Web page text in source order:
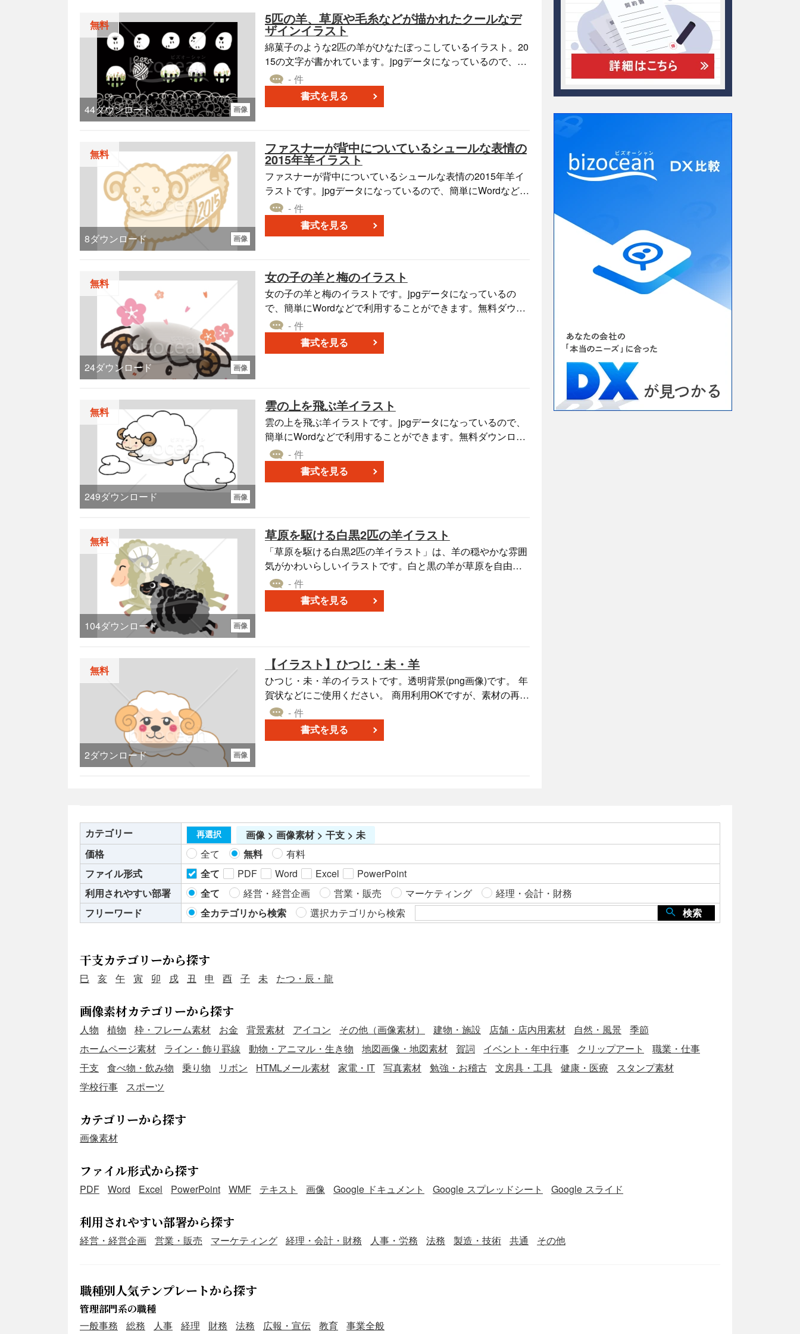
無料
44ダウンロード 画像
5匹の羊、草原や毛糸などが描かれたクールなデ
ザインイラスト
綿菓子のような2匹の羊がひなたぼっこしているイラスト。20
15の文字が書かれています。jpgデータになっているので、簡
単にWordなどで利用することができます。無料ダウンロード
してご利用ください。
- 件
書式を見る
無料
8ダウンロード 画像
ファスナーが背中についているシュールな表情の
2015年羊イラスト
ファスナーが背中についているシュールな表情の2015年羊イ
ラストです。jpgデータになっているので、簡単にWordなどで
利用することができます。無料ダウンロードしてご利用くだ
さい。
- 件
書式を見る
無料
24ダウンロード 画像
女の子の羊と梅のイラスト
女の子の羊と梅のイラストです。jpgデータになっているの
で、簡単にWordなどで利用することができます。無料ダウン
ロードしてご利用ください。
- 件
書式を見る
無料
249ダウンロード 画像
雲の上を飛ぶ羊イラスト
雲の上を飛ぶ羊イラストです。jpgデータになっているので、
簡単にWordなどで利用することができます。無料ダウンロー
ドしてご利用ください。
- 件
書式を見る
無料
104ダウンロード 画像
草原を駆ける白黒2匹の羊イラスト
「草原を駆ける白黒2匹の羊イラスト」は、羊の穏やかな雰囲
気がかわいらしいイラストです。白と黒の羊が草原を自由に
駆け巡る様子が感じられるデザインとなっています。 このイ
ラストはjpgフォーマットのため、Wordや他の文書編集ツール
で簡単に利用することが可能です。 無料でダウウンロードで
- 件
書式を見る
無料
2ダウンロード 画像
【イラスト】ひつじ・未・羊
ひつじ・未・羊のイラストです。透明背景(png画像)です。 年
賀状などにご使用ください。 商用利用OKですが、素材の再配
布はご遠慮ください。
- 件
書式を見る
カテゴリー 再選択
画像 > 画像素材 > 干支 > 未
価格
全て 無料
有料
ファイル形式
全て PDF Word Excel
PowerPoint
利用されやすい部署
全て 経営・経営企画 営業・販売 マーケティング
経理・会計・財務
フリーワード
全カテゴリから検索 選択カテゴリから検索 検索
干支カテゴリーから探す
巳 亥 午 寅 卯 戌 丑 申 酉 子 未 たつ・辰・龍
画像素材カテゴリーから探す
人物 植物 枠・フレーム素材 お金 背景素材 アイコン その他（画像素材） 建物・施設 店舗・店内用素材 自然・風景
季節
ホームページ素材
ライン・飾り罫線 動物・アニマル・生き物 地図画像・地図素材 賀詞 イベント・年中行事 クリップアート
職業・仕事
干支
食べ物・飲み物 乗り物 リボン HTMLメール素材 家電・IT 写真素材 勉強・お稽古 文房具・工具 健康・医療
スタンプ素材
学校行事
スポーツ
カテゴリーから探す
画像素材
ファイル形式から探す
PDF Word Excel PowerPoint WMF テキスト 画像 Google ドキュメント Google スプレッドシート Google スライド
利用されやすい部署から探す
経営・経営企画 営業・販売 マーケティング 経理・会計・財務 人事・労務 法務 製造・技術 共通 その他
職種別人気テンプレートから探す
管理部門系の職種
一般事務
総務 人事 経理 財務 法務 広報・宣伝 教育 事業全般